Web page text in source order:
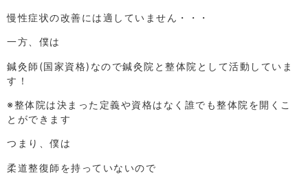
慢性症状の改善には適していません・・・
一方、僕は
鍼灸師(国家資格)なので鍼灸院と整体院として活動していま
す！
※整体院は決まった定義や資格はなく誰でも整体院を開くこ
とができます
つまり、僕は
柔道整復師を持っていないので